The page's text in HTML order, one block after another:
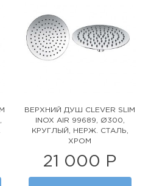
ВЕРХНИЙ ДУШ CLEVER SLIM
INOX AIR 99689, Ø300,
КРУГЛЫЙ, НЕРЖ. СТАЛЬ,
ХРОМ
21 000 Р